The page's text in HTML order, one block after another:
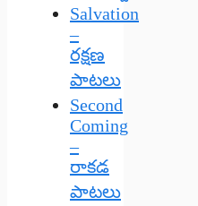
Salvation
–
రక్షణ
పాటలు
Second
Coming
–
రాకడ
పాటలు